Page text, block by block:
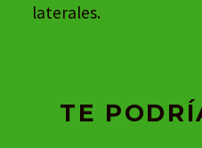
laterales.
TE